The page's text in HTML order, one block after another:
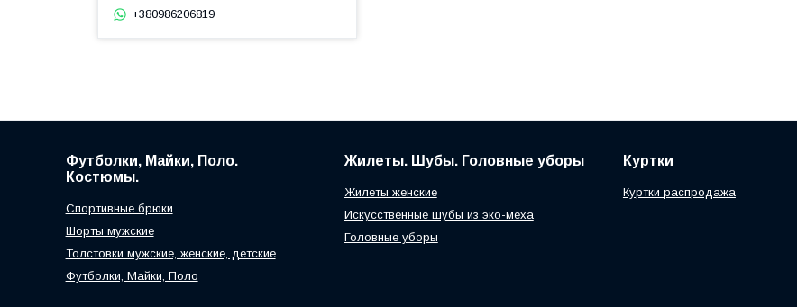
+380986206819
Футболки, Майки, Поло.
Костюмы.
Спортивные брюки
Шорты мужские
Толстовки мужские, женские, детские
Футболки, Майки, Поло
Жилеты. Шубы. Головные уборы
Жилеты женские
Искусственные шубы из эко-меха
Головные уборы
Куртки
Куртки распродажа